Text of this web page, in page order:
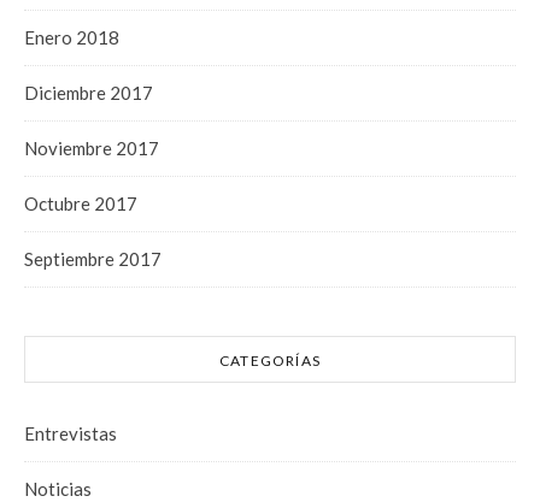
Enero 2018
Diciembre 2017
Noviembre 2017
Octubre 2017
Septiembre 2017
CATEGORÍAS
Entrevistas
Noticias